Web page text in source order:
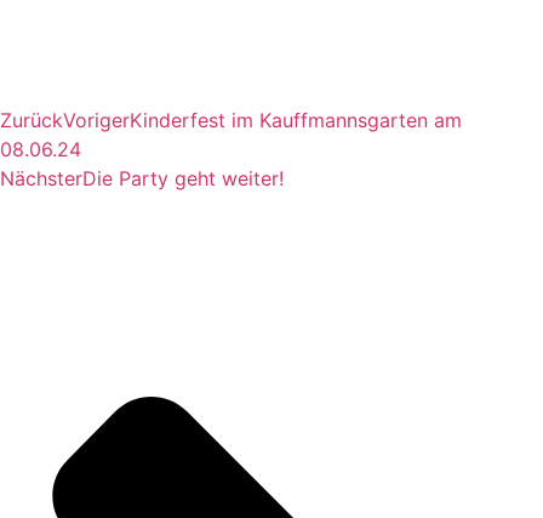
ZurückVorigerKinderfest im Kauffmannsgarten am
08.06.24
NächsterDie Party geht weiter!